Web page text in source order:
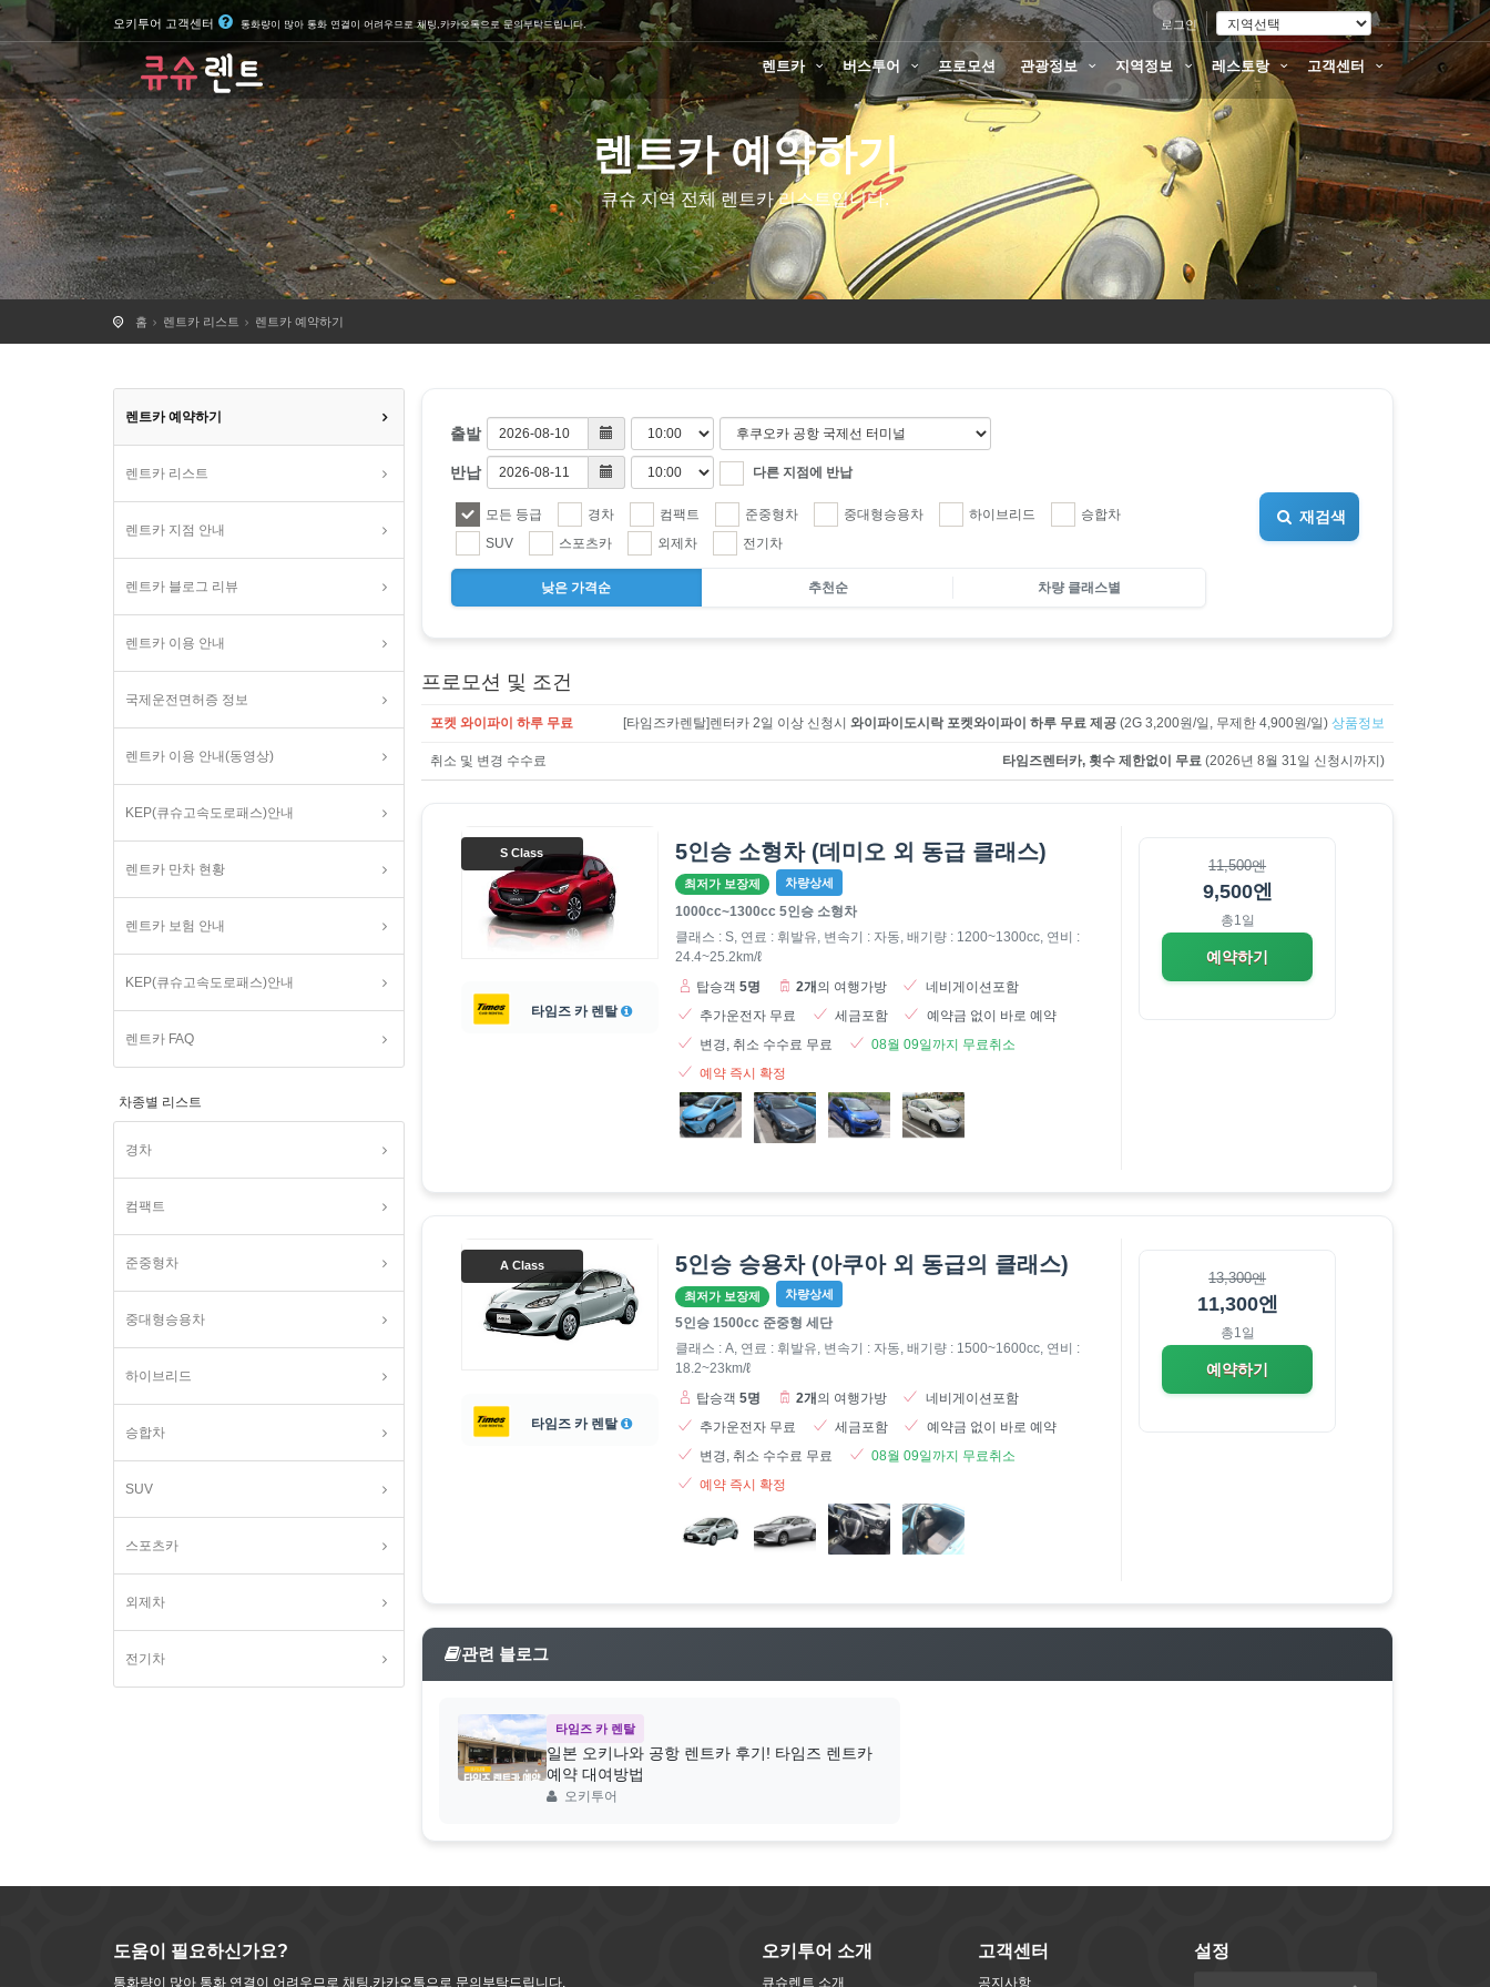
오키투어 고객센터 통화량이 많아 통화 연결이 어려우므로 채팅,카카오톡으로 문의부탁드립니다. 로그인
렌트카 버스투어 프로모션 관광정보 지역정보 레스토랑 고객센터
렌트카 예약하기
큐슈 지역 전체 렌트카 리스트입니다.
홈 렌트카 리스트 렌트카 예약하기
렌트카 예약하기
렌트카 리스트
렌트카 지점 안내
렌트카 블로그 리뷰
렌트카 이용 안내
국제운전면허증 정보
렌트카 이용 안내(동영상)
KEP(큐슈고속도로패스)안내
렌트카 만차 현황
렌트카 보험 안내
KEP(큐슈고속도로패스)안내
렌트카 FAQ
차종별 리스트
경차
컴팩트
준중형차
중대형승용차
하이브리드
승합차
SUV
스포츠카
외제차
전기차
출발
반납 다른 지점에 반납
모든 등급 경차 컴팩트 준중형차 중대형승용차 하이브리드
승합차
SUV
스포츠카 외제차 전기차
낮은 가격순 추천순 차량 클래스별
재검색
프로모션 및 조건
포켓 와이파이 하루 무료 [타임즈카렌탈]렌터카 2일 이상 신청시 와이파이도시락 포켓와이파이 하루 무료 제공(2G 3,200원/일, 무제한 4,900원/일) 상품정보
취소 및 변경 수수료 타임즈렌터카, 횟수 제한없이 무료(2026년 8월 31일 신청시까지)
S Class
타임즈 카 렌탈
5인승 소형차 (데미오 외 동급 클래스)
최저가 보장제 차량상세
1000cc~1300cc 5인승 소형차
클래스 : S, 연료 : 휘발유, 변속기 : 자동,배기량 : 1200~1300cc, 연비 :
24.4~25.2km/ℓ
탑승객5명 2개의 여행가방
네비게이션포함
추가운전자 무료
세금포함
예약금 없이 바로 예약
변경, 취소 수수료 무료
08월 09일까지 무료취소
예약 즉시 확정
11,500엔
9,500엔
총1일
예약하기
A Class
타임즈 카 렌탈
5인승 승용차 (아쿠아 외 동급의 클래스)
최저가 보장제 차량상세
5인승 1500cc 준중형 세단
클래스 : A, 연료 : 휘발유, 변속기 : 자동,배기량 : 1500~1600cc, 연비 :
18.2~23km/ℓ
탑승객5명 2개 의 여행가방
네비게이션포함
추가운전자 무료
세금포함
예약금 없이 바로 예약
변경, 취소 수수료 무료
08월 09일까지 무료취소
예약 즉시 확정
13,300엔
11,300엔
총1일
예약하기
관련 블로그
타임즈 카 렌탈
일본 오키나와 공항 렌트카 후기! 타임즈 렌트카
예약 대여방법
오키투어
도움이 필요하신가요?
통화량이 많아 통화 연결이 어려우므로 채팅,카카오톡으로 문의부탁드립니다.
오키투어 소개
큐슈렌트 소개
고객센터
공지사항
설정